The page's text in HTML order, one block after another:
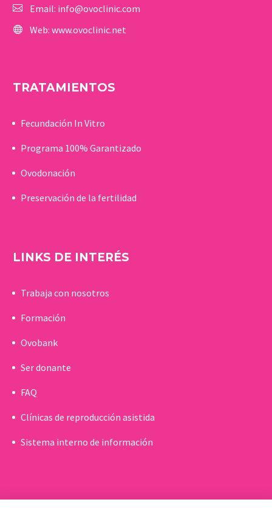
Email: info@ovoclinic.com
Web: www.ovoclinic.net
TRATAMIENTOS
Fecundación In Vitro
Programa 100% Garantizado
Ovodonación
Preservación de la fertilidad
LINKS DE INTERÉS
Trabaja con nosotros
Formación
Ovobank
Ser donante
FAQ
Clínicas de reproducción asistida
Sistema interno de información